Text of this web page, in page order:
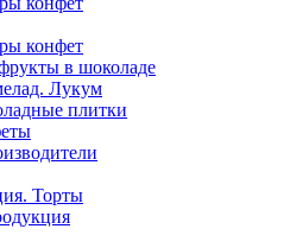
конфет
в шоколаде
Лукум
плитки
Торты